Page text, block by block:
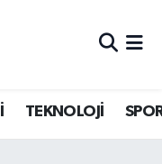
TEKNOLOJİ